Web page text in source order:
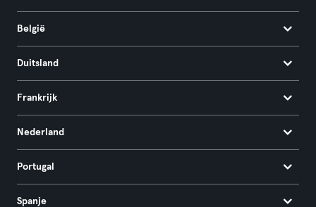
België
Duitsland
Frankrijk
Nederland
Portugal
Spanje